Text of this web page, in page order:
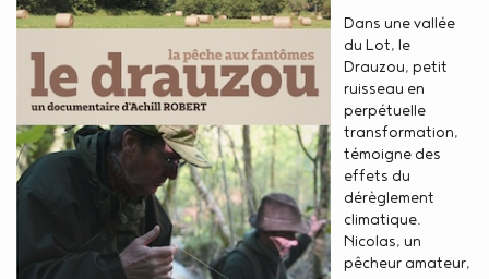
Dans une vallée
du Lot, le
Drauzou, petit
ruisseau en
perpétuelle
transformation,
témoigne des
effets du
dérèglement
climatique.
Nicolas, un
pêcheur amateur,